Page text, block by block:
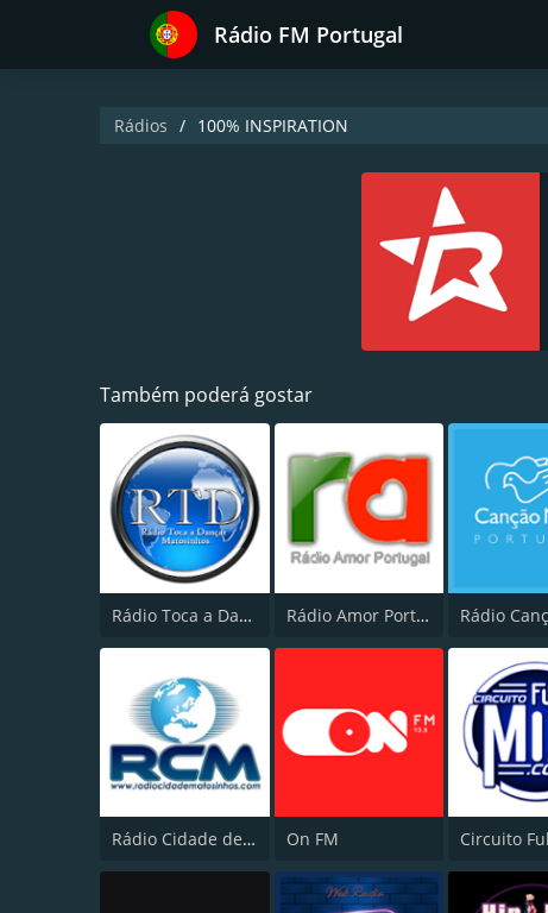
Rádio FM Portugal
Rádios 100% INSPIRATION
Também poderá gostar
Rádio Toca a Dançar Rádio Amor Portugal
Rádio Cidade de Matosinhos On FM Circuito